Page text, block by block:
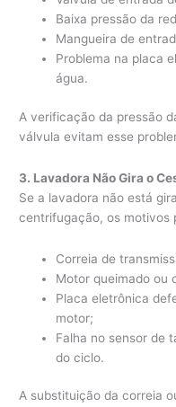
Baixa pressão da
Mangueira de
Problema na placa
água.
A verificação da pressão
válvula evitam esse
3. Lavadora Não Gira o
Se a lavadora não está
centrifugação, os motivos
Correia de
Motor queimado ou
Placa eletrônica
motor;
Falha no sensor de
do ciclo.
A substituição da correia